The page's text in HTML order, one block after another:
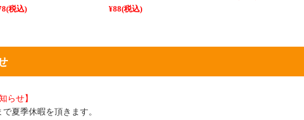
(税込) ¥88(税込)
らせ】
夏季休暇を頂きます。